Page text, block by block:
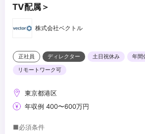
TV配属＞
株式会社ベクトル
正社員 ディレクター 土日祝休み
年間
リモートワーク可
東京都港区
年収例 400〜600万円
■必須条件